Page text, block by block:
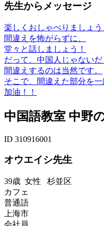
先生からメッセージ
楽しくおしゃべりましょう
間違えを怖がらずに、
堂々と話しましょう！
だって、中国人じゃないだ
間違えするのは当然です。
そこで、間違えた部分を一
加油！！
中国語教室 中野
ID 310916001
オウエイシ先生
39歳 女性 杉並区
カフェ
普通語
上海市